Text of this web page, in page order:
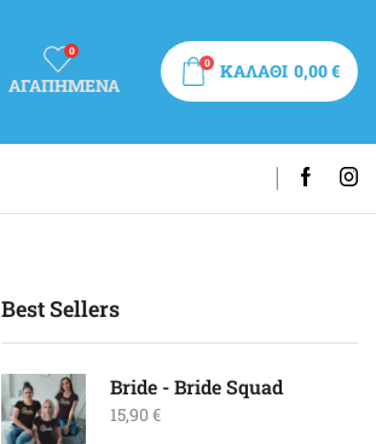
0
ΑΓΑΠΗΜΕΝΑ
0 ΚΑΛΑΘΙ 0,00€
Best Sellers
Bride - Bride Squad
15,90 €